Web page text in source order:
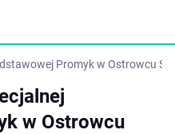
Promyk w Ostrowcu
w Ostrowcu